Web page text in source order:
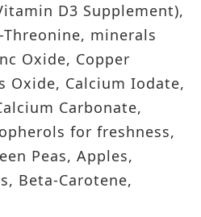
D3 Supplement),
minerals
Oxide, Copper
Oxide, Calcium Iodate,
Carbonate,
for freshness,
Peas, Apples,
Beta-Carotene,